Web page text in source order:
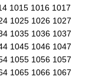
1015 1016 1017
1025 1026 1027
1035 1036 1037
1045 1046 1047
1055 1056 1057
1065 1066 1067